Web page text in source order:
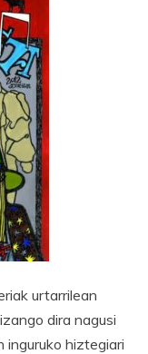
urtarrilean
dira nagusi
inguruko hiztegiari